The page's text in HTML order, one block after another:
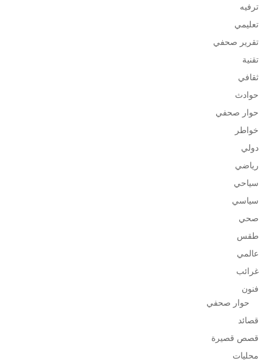
ترفيه
تعليمي
تقرير صحفي
تقنية
ثقافي
حوادث
حوار صحفي
خواطر
دولي
رياضي
سياحي
سياسي
صحي
طقس
عالمي
غرائب
فنون
حوار صحفي
قصائد
قصص قصيرة
محليات